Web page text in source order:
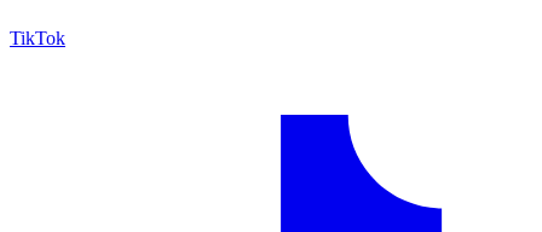
TikTok